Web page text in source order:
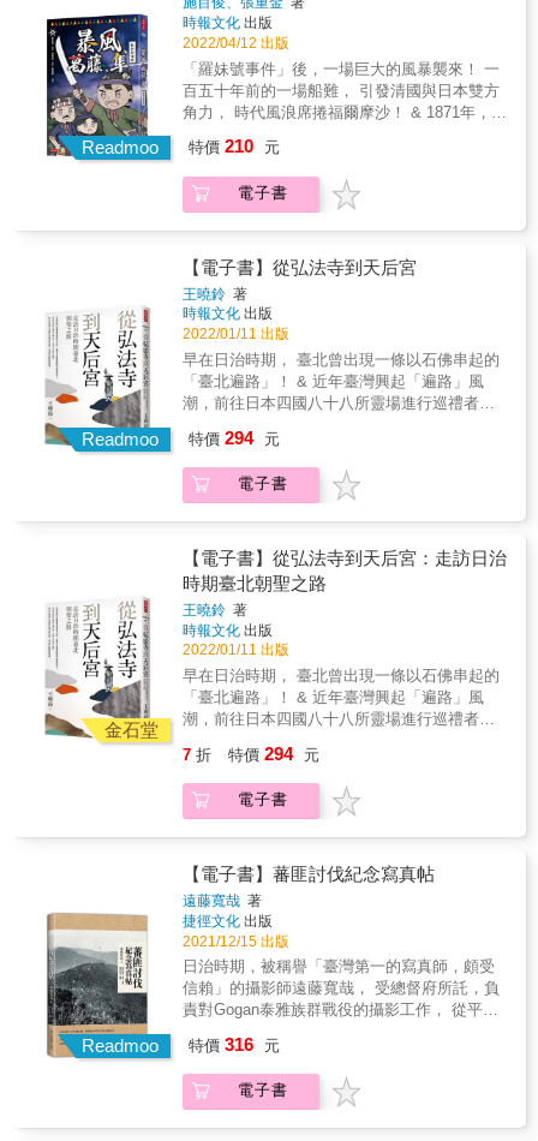
船，因遭遇颱風而漂流至排灣族領地──恆春半
島東岸的八瑤灣。基於1867年羅妹號事件（即
《斯卡羅》劇集的事件），大頭目卓杞篤與美
國領事李仙得簽訂南岬之盟，遭難的琉球漂民
被高士佛社所收留。族人們提供清水與食物，
並讓漂民們在部落過夜。然而因語言不通導致
誤會，漂民於當夜倉皇逃離；族人們發現後，
落，於是追捕獵殺。最後66位琉球漂民，有54
位喪命於高士佛社人，並被隨後到來的牡丹社
族人獵取人頭&hellip;&hellip; & 1874年在海峽
代化、日益強盛的同時，因為廢藩置縣，被剝
奪特權的舊士族們，不滿也逐日加深。而琉球
漂民的遇難，正好給了國政壓力舒緩的出口。
明治七年，藉口保護本國人民、懲罰番民，西
鄉從道率兵出征臺灣。 & 這一役，原住民部落
遭遇現代軍隊毀滅性的血洗。原本同時對日
本、清國朝貢的獨立琉球王國，自此成為日本
卻也付出巨額的軍資，並且因為瘧疾失去了許
多精銳的士兵。也是於此役後，原本視臺灣東
南為「無主番界」的清廷，才決定設縣，積極
故與政治角力；其中排灣族人在救助了琉球漂
民之後，卻因語言障礙產生誤會，導致衝突，
更是整起事件的關鍵。 & 這本漫畫，儘量採取
「臺灣人」（原住民、漢人）觀點，在史實中
穿插有趣的虛構情節，希望能讓嚴肅的歷史變
得容易親近。期待以漫畫輕鬆閱讀的形式，讓
讀者得以理解牡丹社事件背後複雜的歷史背
景，並一窺當時恆春半島各部族的生活樣貌。
&
Readmoo
時報文化 出版
2022/04/12 出版
「羅妹號事件」後，一場巨大的風暴襲來！ 一
百五十年前的一場船難， 引發清國與日本雙方
角力， 時代風浪席捲福爾摩沙！ & 1871年，一
吹到了恆春半島東海岸； 這場船難，引發排灣
族人與琉球人的流血衝突， 也颳起了一場牽動
原住民、琉球人、日本、清國的巨大風暴
人，終將被捲入風暴之中，無處可逃。 & ｜關
於本書｜ & 1871年，來自琉球宮古島的納貢
船，因遭遇颱風而漂流至排灣族領地──恆春半
島東岸的八瑤灣。基於1867年羅妹號事件（即
《斯卡羅》劇集的事件），大頭目卓杞篤與美
國領事李仙得簽訂南岬之盟，遭難的琉球漂民
被高士佛社所收留。族人們提供清水與食物，
並讓漂民們在部落過夜。然而因語言不通導致
誤會，漂民於當夜倉皇逃離；族人們發現後，
落，於是追捕獵殺。最後66位琉球漂民，有54
位喪命於高士佛社人，並被隨後到來的牡丹社
族人獵取人頭&hellip;&hellip; & 1874年在海峽
代化、日益強盛的同時，因為廢藩置縣，被剝
奪特權的舊士族們，不滿也逐日加深。而琉球
漂民的遇難，正好給了國政壓力舒緩的出口。
明治七年，藉口保護本國人民、懲罰番民，西
鄉從道率兵出征臺灣。 & 這一役，原住民部落
遭遇現代軍隊毀滅性的血洗。原本同時對日
本、清國朝貢的獨立琉球王國，自此成為日本
帝國之下的一個縣；而看似獲得勝利的日本，
多精銳的士兵。也是於此役後，原本視臺灣東
南為「無主番界」的清廷，才決定設縣，積極
管理。 & ◆ & 牡丹社事件結合了「琉球漂民事
民之後，卻因語言障礙產生誤會，導致衝突，
更是整起事件的關鍵。 & 這本漫畫，儘量採取
「臺灣人」（原住民、漢人）觀點，在史實中
穿插有趣的虛構情節，希望能讓嚴肅的歷史變
得容易親近。期待以漫畫輕鬆閱讀的形式，讓
讀者得以理解牡丹社事件背後複雜的歷史背
景，並一窺當時恆春半島各部族的生活樣貌。
&
特價 210 元
電子書
Readmoo
【電子書】從弘法寺到天后宮
王曉鈴 著
時報文化 出版
2022/01/11 出版
早在日治時期， 臺北曾出現一條以石佛串起的
「臺北遍路」！ & 近年臺灣興起「遍路」風
潮，前往日本四國八十八所靈場進行巡禮者漸
起的臺北新四國八十八所靈場。 倘若以「點」
來看單一佛寺，臺北新四國八十八所靈場就是
串連起弘法寺與鐵真院的「線」。 佛菩薩以身
的信仰參拜「四國八十八所靈場」的活動。全
程約1077公里，也有1200至1400公里的說法，
遍路者全程步行需要40多天時間。 & 臺北新四
國八十八所靈場，兩者在日治時期皆是臺北新
四國八十八所靈場之一，弘法寺（今臺北天后
宮）為第1番，鐵真院（今北投普濟寺）為第88
番，恰巧就是起站與終點。 & 不論在西門町商
樓裡的臺北天后宮，或是日式建築鮮明的北投
普濟寺，亦或是北投山間的石佛小祠，穿梭在
大廟小祠間，你可以尋找日本佛教在臺北的足
臺北新四國八十八所靈場石佛群的現況。 & 現
今臺北已不見遍路者，靈場意義是否仍在？留
下來的石佛遭逢什麼樣的際遇？ 這些日本佛教
灣人又是如何看待前政權的諸神？衝突與融
合？ & 拜拜的人不在乎眼前所求的神祇原是日
本籍，他們拿香拜拜、用擲筊溝通、打造金牌
酬謝，也用臺語對著日本諸神訴說內心的憂愁
與感恩。 & 書寫日治時期日本佛教諸神以身相
守，具像留在臺灣守護台灣人；重視歷史情感
的臺灣人，成了日本諸神的守護者，表現臺灣
法大師」、湯守觀音與石佛，跨越百年時間，
之於臺北的珍貴價值！ & 第一本詳細尋訪臺北
遍路書籍。 走訪日治時期臺北朝聖之路！
特價 294 元
電子書
金石堂
【電子書】從弘法寺到天后宮：走訪日治
時期臺北朝聖之路
王曉鈴 著
時報文化 出版
2022/01/11 出版
早在日治時期， 臺北曾出現一條以石佛串起的
「臺北遍路」！ & 近年臺灣興起「遍路」風
潮，前往日本四國八十八所靈場進行巡禮者漸
起的臺北新四國八十八所靈場。 倘若以「點」
來看單一佛寺，臺北新四國八十八所靈場就是
串連起弘法寺與鐵真院的「線」。 佛菩薩以身
的信仰參拜「四國八十八所靈場」的活動。全
程約1077公里，也有1200至1400公里的說法，
遍路者全程步行需要40多天時間。 & 臺北新四
國八十八所靈場，兩者在日治時期皆是臺北新
四國八十八所靈場之一，弘法寺（今臺北天后
宮）為第1番，鐵真院（今北投普濟寺）為第88
番，恰巧就是起站與終點。 & 不論在西門町商
樓裡的臺北天后宮，或是日式建築鮮明的北投
普濟寺，亦或是北投山間的石佛小祠，穿梭在
跡，以及的八十八尊石佛留下的遺跡，及發現
臺北新四國八十八所靈場石佛群的現況。 & 現
今臺北已不見遍路者，靈場意義是否仍在？留
7 折 特價 294 元
電子書
Readmoo
【電子書】蕃匪討伐紀念寫真帖
遠藤寬哉 著
捷徑文化 出版
2021/12/15 出版
日治時期，被稱譽「臺灣第一的寫真師，頗受
信賴」的攝影師遠藤寬哉， 受總督府所託，負
責對Gogan泰雅族群戰役的攝影工作， 從平地
條理地記錄下戰爭實景， 從日本人視角為「理
蕃」政策留下影像記錄。 從百餘幅的照片當
中，看見日軍面對大自然崇山峻嶺時所處的險
特價 316 元
電子書